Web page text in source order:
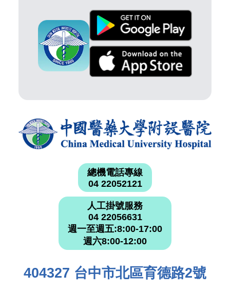
總機電話專線
04 22052121
人工掛號服務
04 22056631
週一至週五:8:00-17:00
週六8:00-12:00
404327 台中市北區育德路2號